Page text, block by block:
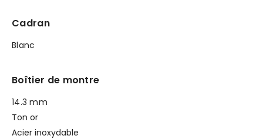
Cadran
Blanc
Boîtier de montre
14.3 mm
Ton or
Acier inoxydable